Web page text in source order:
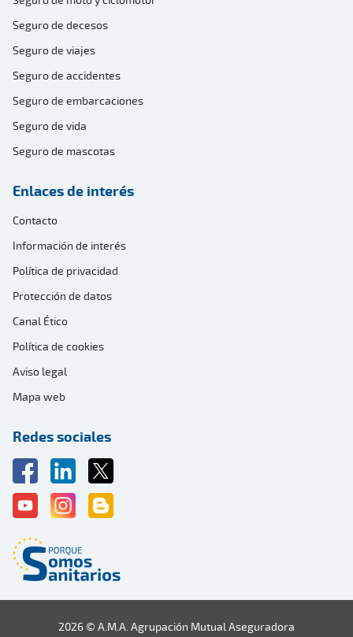
Seguro de decesos
Seguro de viajes
Seguro de accidentes
Seguro de embarcaciones
Seguro de vida
Seguro de mascotas
Enlaces de interés
Contacto
Información de interés
Política de privacidad
Protección de datos
Canal Ético
Política de cookies
Aviso legal
Mapa web
Redes sociales
2026 © A.M.A. Agrupación Mutual Aseguradora